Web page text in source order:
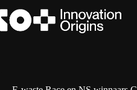
naar
de